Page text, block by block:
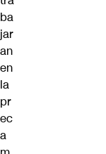
ba
jar
an
en
la
pr
ec
a